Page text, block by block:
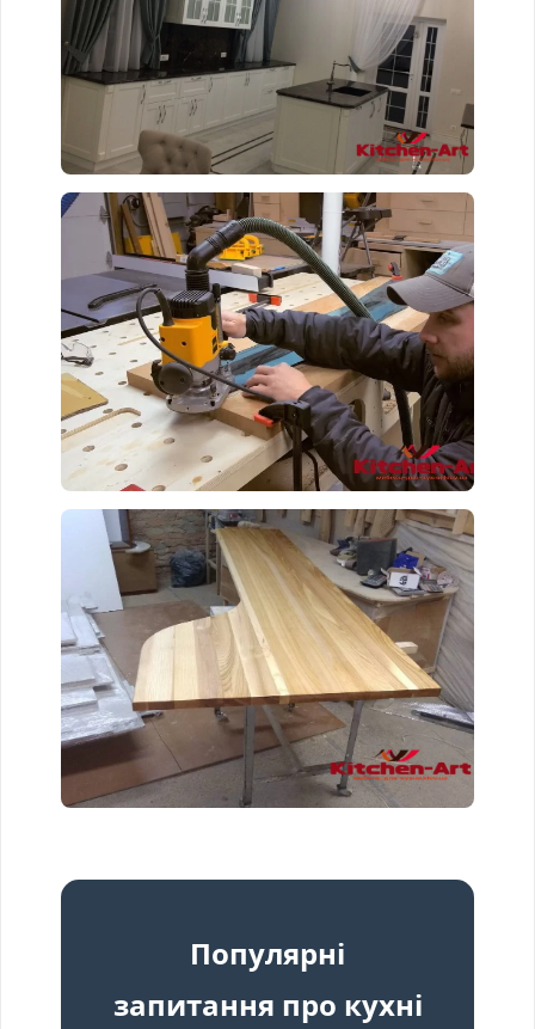
Популярні
запитання про кухні